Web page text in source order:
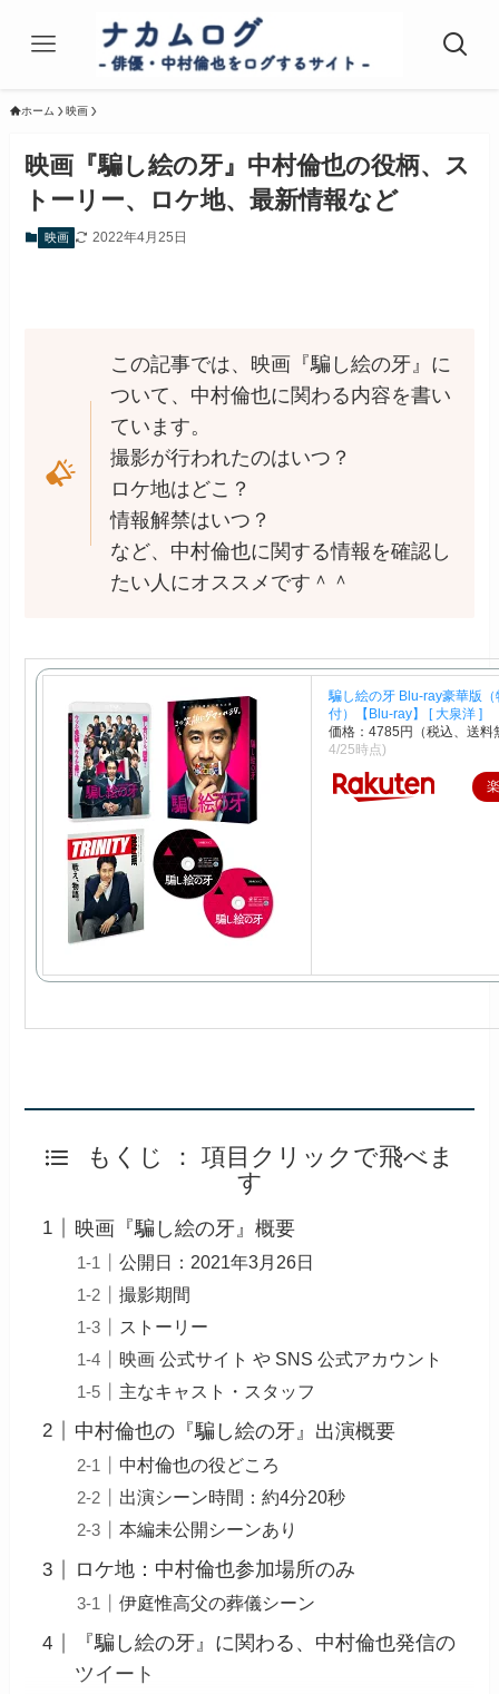
ホーム 映画
映画『騙し絵の牙』中村倫也の役柄、ス
トーリー、ロケ地、最新情報など
映画 2022年4月25日
この記事では、映画『騙し絵の牙』に
ついて、中村倫也に関わる内容を書い
ています。
撮影が行われたのはいつ？
ロケ地はどこ？
情報解禁はいつ？
など、中村倫也に関する情報を確認し
たい人にオススメです＾＾
騙し絵の牙 Blu-ray豪華版
付）【Blu-ray】 [ 大泉洋 ]
価格：4785円（税込、送料
4/25時点)
もくじ ： 項目クリックで飛べま
す
映画『騙し絵の牙』概要
公開日：2021年3月26日
撮影期間
ストーリー
映画 公式サイト や SNS 公式アカウント
主なキャスト・スタッフ
中村倫也の『騙し絵の牙』出演概要
中村倫也の役どころ
出演シーン時間：約4分20秒
本編未公開シーンあり
ロケ地：中村倫也参加場所のみ
伊庭惟高父の葬儀シーン
『騙し絵の牙』に関わる、中村倫也発信の
ツイート